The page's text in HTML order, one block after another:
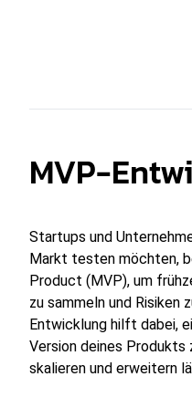
MVP-
Startups und
Markt testen möchten,
Product (MVP), um
zu sammeln und Risiken
Entwicklung hilft dabei,
Version deines
skalieren und erweitern